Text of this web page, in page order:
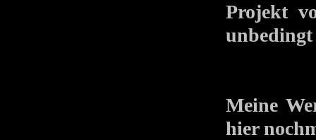
Projekt
Meine
hier